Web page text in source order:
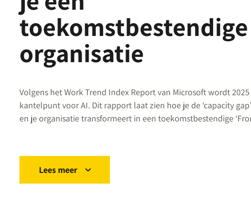
toekomstbestendige
organisatie
Volgens het Work Trend Index Report van Microsoft wordt
kantelpunt voor AI. Dit rapport laat zien hoe je de ‘capacity
en je organisatie transformeert in een toekomstbestendige
Lees meer